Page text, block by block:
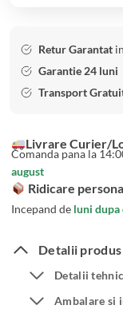
h
e
m
F
l
a
3
0
i
t
S
e
t
6
a
a
r
Retur Garantat
Garantie 24 luni
Transport
Livrare Curier/
Comanda pana la
august
Ridicare
Incepand de luni dupa
Detalii produs
Detalii
Ambalare si